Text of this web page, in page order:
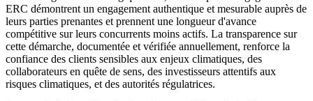
ERC démontrent un engagement authentique et mesurable auprès de
leurs parties prenantes et prennent une longueur d'avance
compétitive sur leurs concurrents moins actifs. La transparence sur
cette démarche, documentée et vérifiée annuellement, renforce la
confiance des clients sensibles aux enjeux climatiques, des
collaborateurs en quête de sens, des investisseurs attentifs aux
risques climatiques, et des autorités régulatrices.